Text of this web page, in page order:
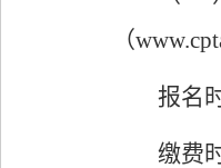
（
报名
缴费